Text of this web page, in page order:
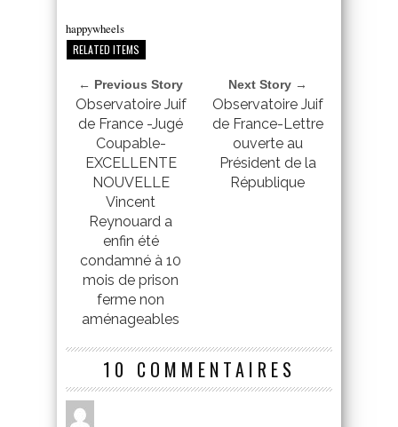
happywheels
RELATED ITEMS
← Previous Story
Observatoire Juif
de France -Jugé
Coupable-
EXCELLENTE
NOUVELLE
Vincent
Reynouard a
enfin été
condamné à 10
mois de prison
ferme non
aménageables
Next Story →
Observatoire Juif
de France-Lettre
ouverte au
Président de la
République
10 COMMENTAIRES